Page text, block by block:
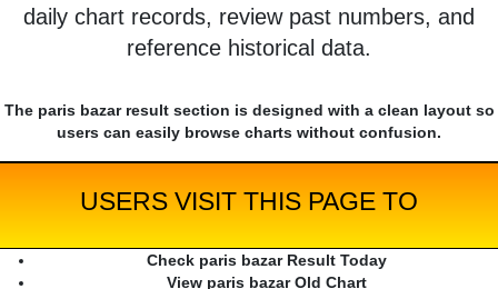
daily chart records, review past numbers, and
reference historical data.
The paris bazar result section is designed with a clean layout so
users can easily browse charts without confusion.
USERS VISIT THIS PAGE TO
Check paris bazar Result Today
View paris bazar Old Chart